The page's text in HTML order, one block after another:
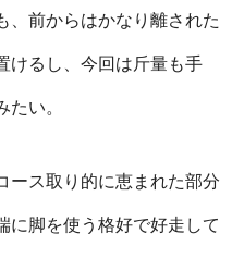
、前からはかなり離された
けるし、今回は斤量も手
い。
ース取り的に恵まれた部分
に脚を使う格好で好走して